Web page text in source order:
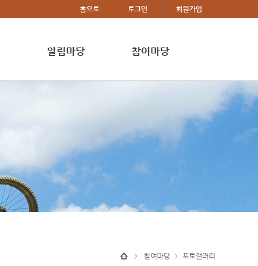
홈으로 로그인 회원가입
알림마당 참여마당
> 참여마당 > 포토갤러리